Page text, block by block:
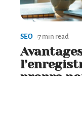
SEO 7 min read
propre